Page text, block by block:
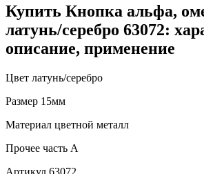
Купить Кнопка альфа,
латунь/серебро 63072:
описание, применение
Цвет латунь/серебро
Размер 15мм
Материал цветной металл
Прочее часть A
Артикул 63072